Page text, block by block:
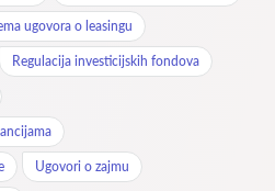
ugovora o leasingu
Regulacija investicijskih fondova
Ugovori o zajmu